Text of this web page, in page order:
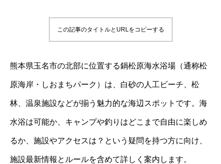
この記事のタイトルとURLをコピーする
熊本県玉名市の北部に位置する鍋松原海水浴場（通称松
原海岸・しおまちパーク）は、白砂の人工ビーチ、松
林、温泉施設などが揃う魅力的な海辺スポットです。海
水浴は可能か、キャンプや釣りはどこまで自由に楽しめ
るか、施設やアクセスは？という疑問を持つ方に向け、
施設最新情報とルールを含めて詳しく案内します。